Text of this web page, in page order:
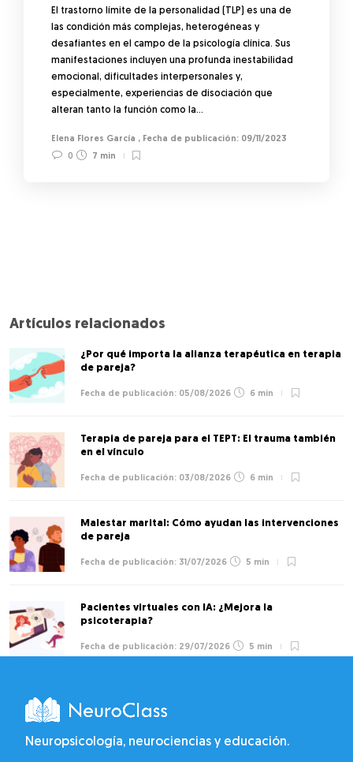
El trastorno límite de la personalidad (TLP) es una de
las condición más complejas, heterogéneas y
desafiantes en el campo de la psicología clínica. Sus
manifestaciones incluyen una profunda inestabilidad
emocional, dificultades interpersonales y,
especialmente, experiencias de disociación que
alteran tanto la función como la…
Elena Flores García ,
09/11/2023
0
7 min
Artículos relacionados
¿Por qué importa la alianza terapéutica en terapia
de pareja?
05/08/2026 6 min
Terapia de pareja para el TEPT: El trauma también
en el vínculo
03/08/2026 6 min
Malestar marital: Cómo ayudan las intervenciones
de pareja
31/07/2026 5 min
Pacientes virtuales con IA: ¿Mejora la
psicoterapia?
29/07/2026 5 min
Neuropsicología, neurociencias y educación.